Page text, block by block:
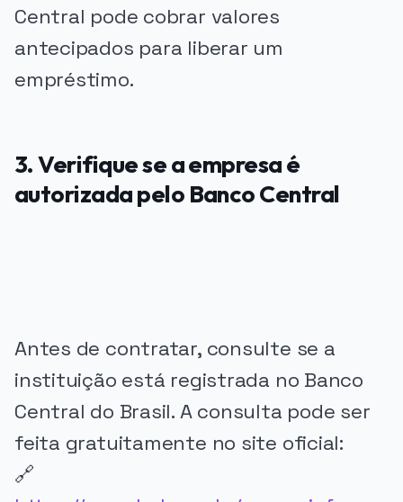
Central pode cobrar valores
antecipados para liberar um
empréstimo.
3. Verifique se a empresa é
autorizada pelo Banco Central
Antes de contratar, consulte se a
instituição está registrada no Banco
Central do Brasil. A consulta pode ser
feita gratuitamente no site oficial:
🔗